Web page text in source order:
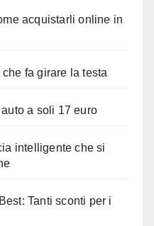
acquistarli online in
fa girare la testa
a soli 17 euro
intelligente che si
Tanti sconti per i